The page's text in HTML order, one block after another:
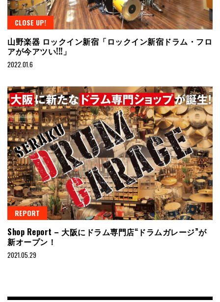
CLOSE UP!
山野楽器 ロックイン新宿「ロックイン新宿ドラム・フロ
アが今アツい!!!」
2022.01.6
REPORT
Shop Report – 大阪にドラム専門店“ドラムガレージ”が
新オープン！
2021.05.29